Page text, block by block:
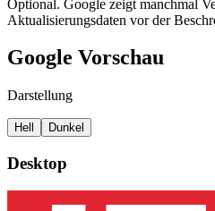
Optional. Google zeigt manchmal
Aktualisierungsdaten vor der
Google Vorschau
Darstellung
Hell Dunkel
Desktop